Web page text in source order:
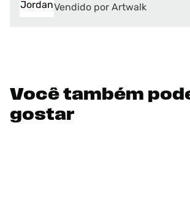
Vendido por Artwalk
Você também
gostar